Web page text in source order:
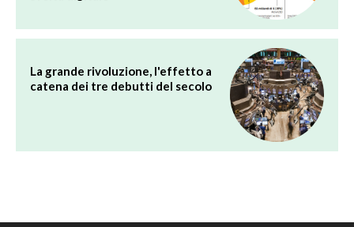
La grande rivoluzione, l'effetto a
catena dei tre debutti del secolo